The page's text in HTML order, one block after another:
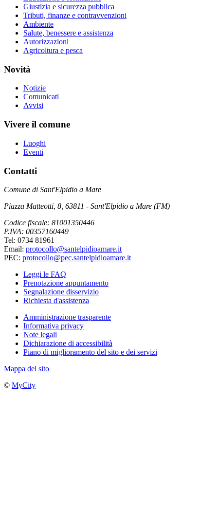
Giustizia e sicurezza pubblica
Tributi, finanze e contravvenzioni
Ambiente
Salute, benessere e assistenza
Autorizzazioni
Agricoltura e pesca
Novità
Notizie
Comunicati
Avvisi
Vivere il comune
Luoghi
Eventi
Contatti
Comune di Sant'Elpidio a Mare
Piazza Matteotti, 8, 63811 - Sant'Elpidio a Mare (FM)
Codice fiscale: 81001350446
P.IVA: 00357160449
Tel: 0734 81961
Email: protocollo@santelpidioamare.it
PEC: protocollo@pec.santelpidioamare.it
Leggi le FAQ
Prenotazione appuntamento
Segnalazione disservizio
Richiesta d'assistenza
Amministrazione trasparente
Informativa privacy
Note legali
Dichiarazione di accessibilità
Piano di miglioramento del sito e dei servizi
Mappa del sito
© MyCity